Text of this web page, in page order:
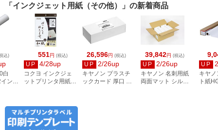
「インクジェット用紙（その他）」の新着商品
551円 (税込)
UP 4/28up
コクヨ インクジェ
ットプリンタ用紙
26,596円 (税込)
UP 2/26up
キヤノン プラスチ
ックカード 厚口 両
39,842円 (税込)
UP 2/26up
キヤノン 名刺用紙
両面マット シルク
UP
キヤ
ト紙
込)
白
ンチ